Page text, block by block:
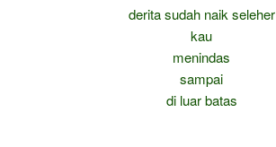
derita sudah naik seleher
kau
menindas
sampai
di luar batas